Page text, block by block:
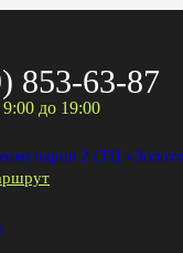
853-63-87
до 19:00
2 (ТЦ